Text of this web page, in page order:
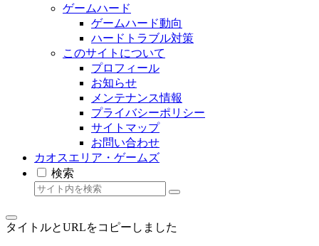
ゲームハード
ゲームハード動向
ハードトラブル対策
このサイトについて
プロフィール
お知らせ
メンテナンス情報
プライバシーポリシー
サイトマップ
お問い合わせ
カオスエリア・ゲームズ
検索
タイトルとURLをコピーしました